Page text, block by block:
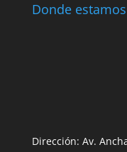
Donde estamos
Dirección: Av.